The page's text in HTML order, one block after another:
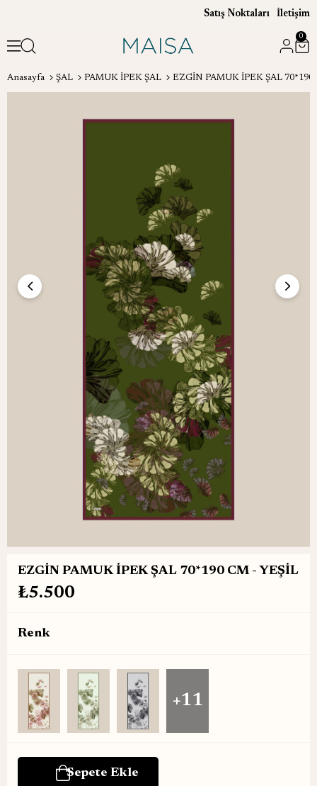
Satış Noktaları İletişim
0
Anasayfa ŞAL PAMUK İPEK ŞAL EZGİN PAMUK İPEK ŞAL 70*190
EZGİN PAMUK İPEK ŞAL 70*190 CM - YEŞİL
₺5.500
Renk
+11